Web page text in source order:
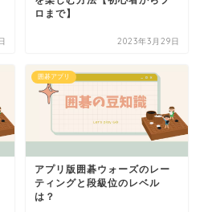
ロまで】
2023年3月29日
囲碁アプリ
アプリ版囲碁ウォーズのレー
ティングと段級位のレベル
は？